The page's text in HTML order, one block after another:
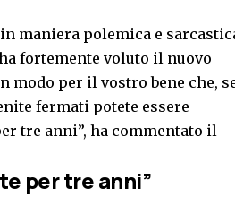
maniera polemica e
fortemente voluto il nuovo
modo per il vostro bene che,
fermati potete essere
tre anni”, ha commentato il
per tre anni”